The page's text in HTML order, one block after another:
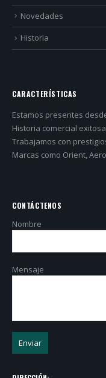
Novedades
Historia
CARACTERÍSTICAS
Estamos presentes
Historia comercial
Trabajamos con
Marcas como Orient,
CONTÁCTENOS
Nombre
Mensaje